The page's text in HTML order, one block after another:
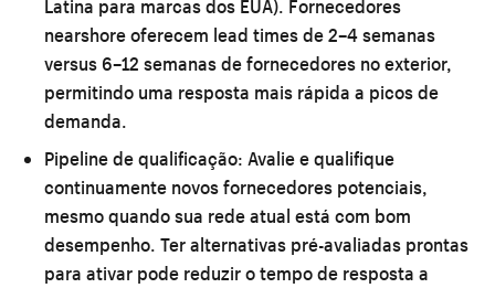
Latina para marcas dos EUA). Fornecedores
nearshore oferecem lead times de 2–4 semanas
versus 6–12 semanas de fornecedores no exterior,
permitindo uma resposta mais rápida a picos de
demanda.
Pipeline de qualificação: Avalie e qualifique
continuamente novos fornecedores potenciais,
mesmo quando sua rede atual está com bom
desempenho. Ter alternativas pré-avaliadas prontas
para ativar pode reduzir o tempo de resposta a